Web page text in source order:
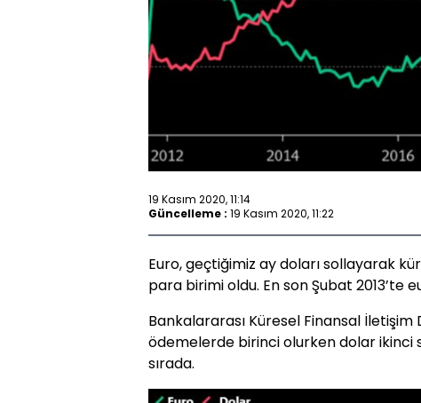
19 Kasım 2020, 11:14
Güncelleme : 19 Kasım 2020, 11:22
Euro, geçtiğimiz ay doları sollayarak
para birimi oldu. En son Şubat 2013’te
Bankalararası Küresel Finansal
ödemelerde birinci olurken dolar ikinci
sırada.